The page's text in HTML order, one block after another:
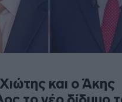
και ο Άκης